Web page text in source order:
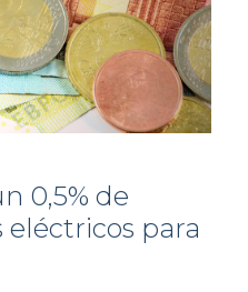
0,5% de
eléctricos para